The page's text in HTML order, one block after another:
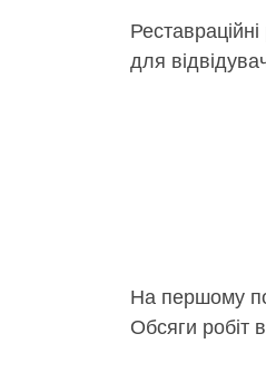
для
На першому
Обсяги робіт